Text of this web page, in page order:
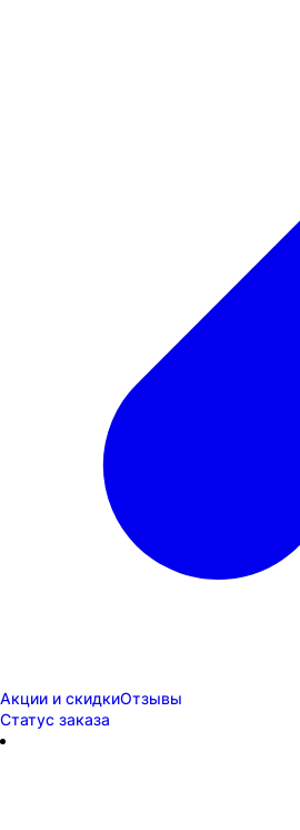
Акции и скидкиОтзывы
Статус заказа